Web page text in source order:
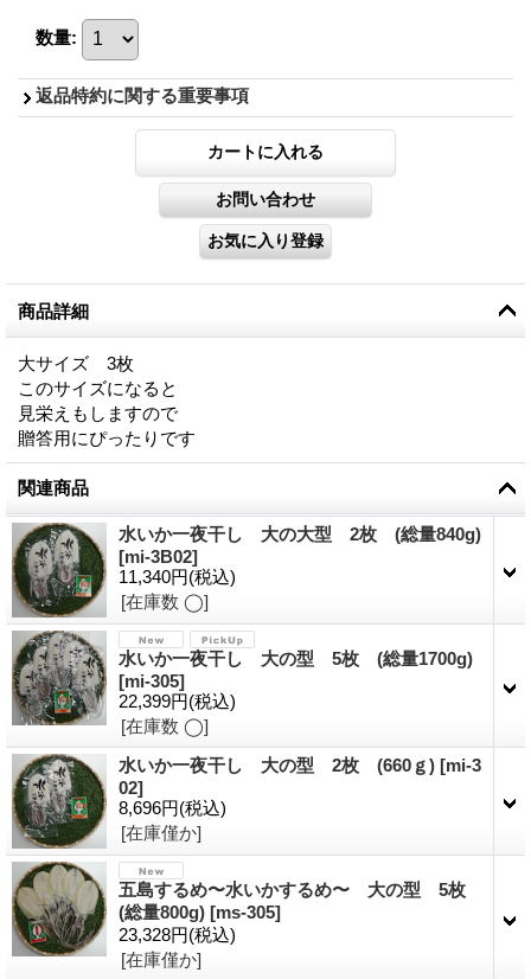
数量:
返品特約に関する重要事項
商品詳細
大サイズ 3枚
このサイズになると
見栄えもしますので
贈答用にぴったりです
関連商品
水いか一夜干し 大の大型 2枚 (総量840g)
[mi-3B02]
11,340円(税込)
[在庫数 ◯]
水いか一夜干し 大の型 5枚 (総量1700g)
[mi-305]
22,399円(税込)
[在庫数 ◯]
水いか一夜干し 大の型 2枚 (660ｇ) [mi-3
02]
8,696円(税込)
[在庫僅か]
五島するめ〜水いかするめ〜 大の型 5枚
(総量800g) [ms-305]
23,328円(税込)
[在庫僅か]